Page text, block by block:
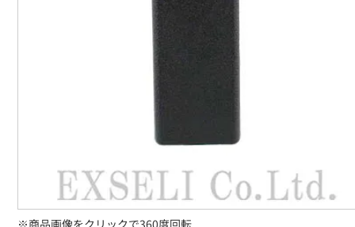
※商品画像をクリックで360度回転